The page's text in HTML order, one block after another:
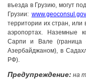
въезда в Грузию, могут
Грузии:
территории их стран, или
аэропортах. Наземные
Сарпи и Вале (граница
Азербайджаном), в
РФ).
Предупреждение: на
Грузия, г. Цхалтубо.